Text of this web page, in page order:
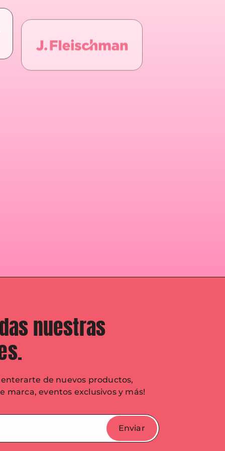
nuestras
enterarte de nuevos productos,
marca, eventos exclusivos y más!
Enviar